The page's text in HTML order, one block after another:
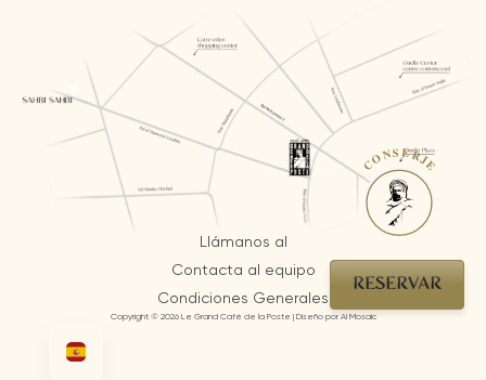
Llámanos al
Contacta al equipo
Condiciones Generales
Copyright © 2026 Le Grand Café de la Poste | Diseño por AI Mosaic
RESERVAR
CONSERJE